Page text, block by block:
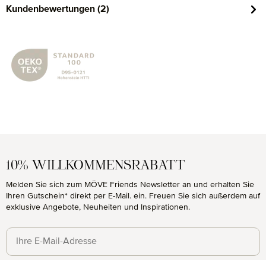
Kundenbewertungen (2)
10% WILLKOMMENSRABATT
Melden Sie sich zum MÖVE Friends Newsletter an und erhalten Sie
Ihren Gutschein* direkt per E-Mail. ein. Freuen Sie sich außerdem auf
exklusive Angebote, Neuheiten und Inspirationen.